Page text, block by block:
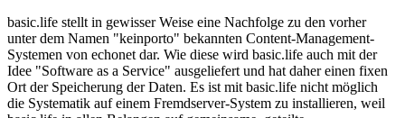
basic.life stellt in gewisser Weise eine Nachfolge zu den vorher
unter dem Namen "keinporto" bekannten Content-Management-
Systemen von echonet dar. Wie diese wird basic.life auch mit der
Idee "Software as a Service" ausgeliefert und hat daher einen fixen
Ort der Speicherung der Daten. Es ist mit basic.life nicht möglich
die Systematik auf einem Fremdserver-System zu installieren, weil